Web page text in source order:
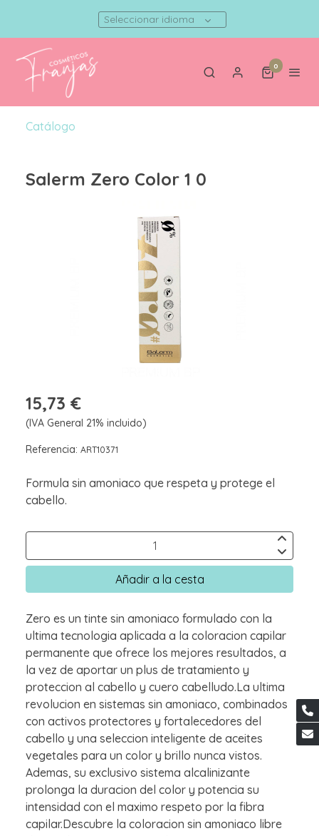
Seleccionar idioma
0
Catálogo
Salerm Zero Color 1 0
15,73 €
(IVA General 21% incluido)
Referencia: ART10371
Formula sin amoniaco que respeta y protege el
cabello.
Añadir a la cesta
Zero es un tinte sin amoniaco formulado con la
ultima tecnologia aplicada a la coloracion capilar
permanente que ofrece los mejores resultados, a
la vez de aportar un plus de tratamiento y
proteccion al cabello y cuero cabelludo.La ultima
revolucion en sistemas sin amoniaco, combinados
con activos protectores y fortalecedores del
cabello y una seleccion inteligente de aceites
vegetales para un color y brillo nunca vistos.
Ademas, su exclusivo sistema alcalinizante
prolonga la duracion del color y potencia su
intensidad con el maximo respeto por la fibra
capilar.Descubre la coloracion sin amoniaco libre